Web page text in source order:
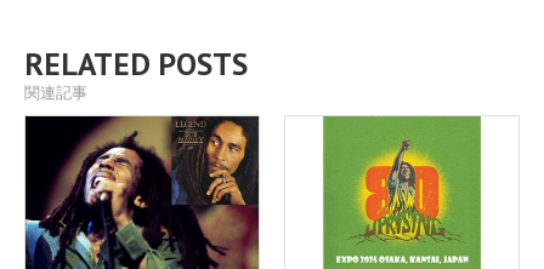
RELATED POSTS
関連記事